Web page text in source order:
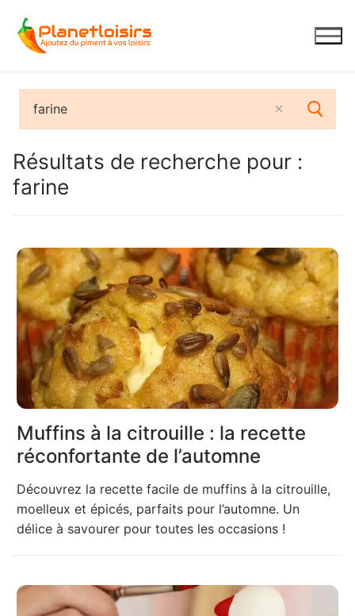
contenu
Résultats de recherche pour :
farine
Muffins à la citrouille : la recette
réconfortante de l’automne
Découvrez la recette facile de muffins à la citrouille,
moelleux et épicés, parfaits pour l’automne. Un
délice à savourer pour toutes les occasions !